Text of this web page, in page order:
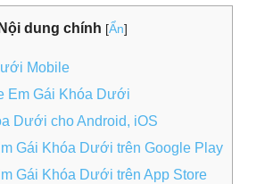
Nội dung chính [Ẩn]
Mobile
Em Gái Khóa Dưới
Dưới cho Android, iOS
Gái Khóa Dưới trên Google Play
Gái Khóa Dưới trên App Store